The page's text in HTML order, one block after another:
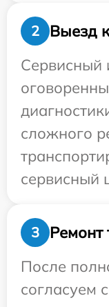
2
Выезд
Сервисный
сложного
сервисный
3
Ремонт
После
согласуем